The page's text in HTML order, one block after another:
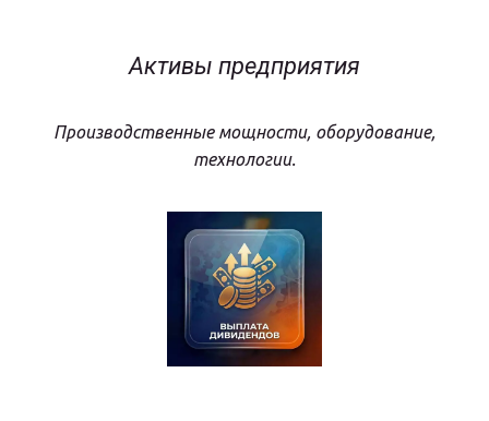
Активы предприятия
Производственные мощности, оборудование,
технологии.